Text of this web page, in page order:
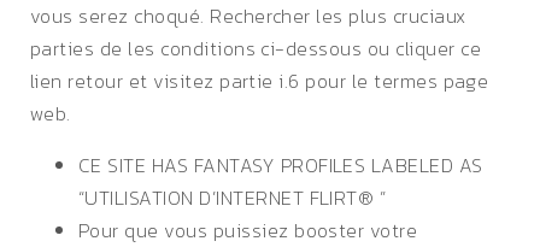
vous serez choqué. Rechercher les plus cruciaux
parties de les conditions ci-dessous ou cliquer ce
lien retour et visitez partie i.6 pour le termes page
web.
CE SITE HAS FANTASY PROFILES LABELED AS
“UTILISATION D’INTERNET FLIRT® ”
Pour que vous puissiez booster votre